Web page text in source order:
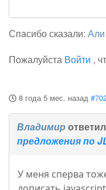
Спасибо сказали:
Пожалуйста Войти ,
8 года 5 мес. назад
Владимир
предложения по
У меня сперва